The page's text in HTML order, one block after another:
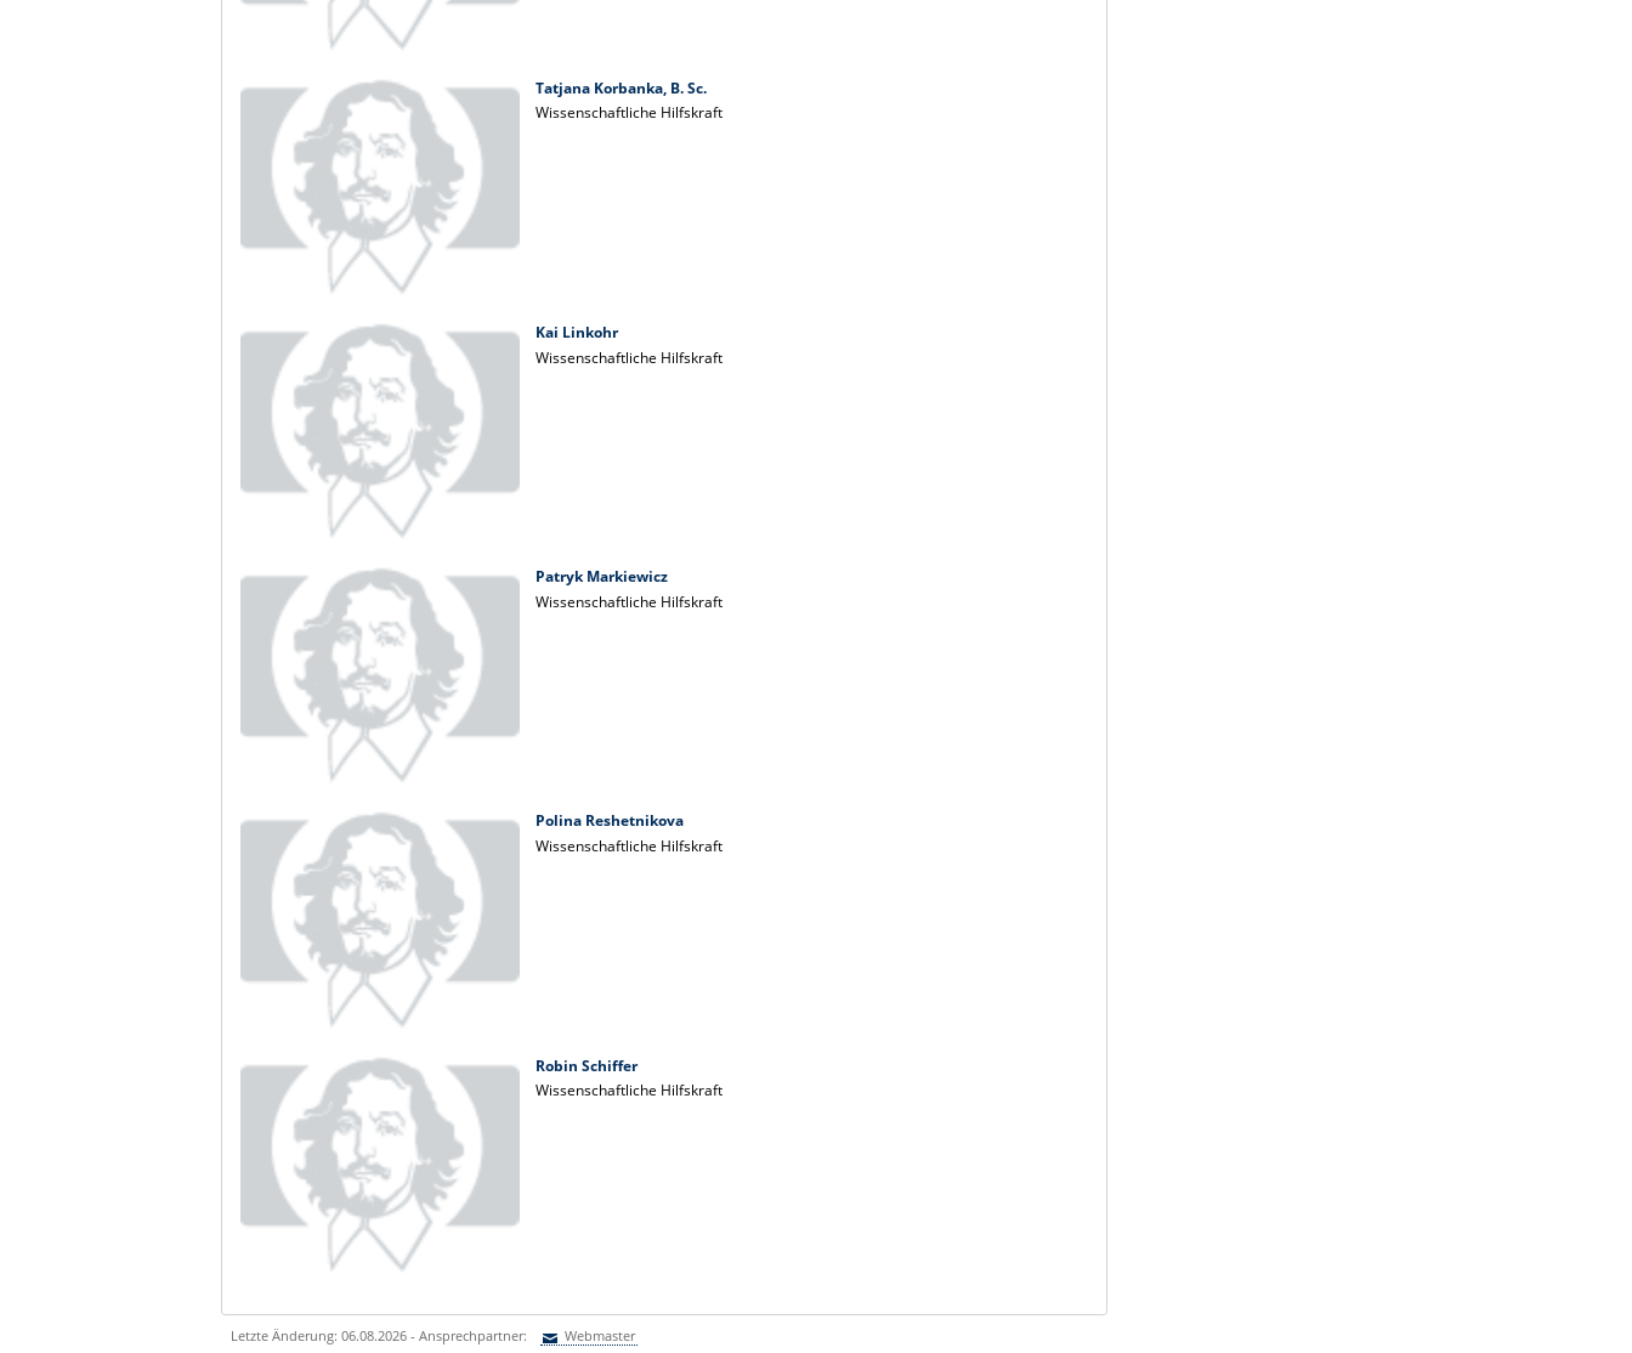
Tatjana Korbanka, B. Sc.
Wissenschaftliche Hilfskraft
Kai Linkohr
Wissenschaftliche Hilfskraft
Patryk Markiewicz
Wissenschaftliche Hilfskraft
Polina Reshetnikova
Wissenschaftliche Hilfskraft
Robin Schiffer
Wissenschaftliche Hilfskraft
Letzte Änderung: 06.08.2026 - Ansprechpartner: Webmaster